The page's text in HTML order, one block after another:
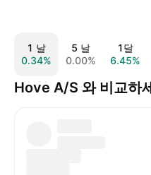
1 날
0.34%
5 날
0.00%
1달
6.45%
Hove A/S 와 비교하